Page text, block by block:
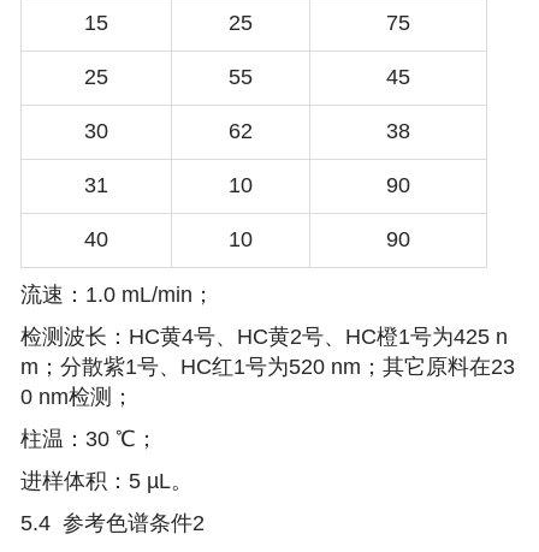
15 25 75
25 55 45
30 62 38
31 10 90
40 10 90
流速：1.0 mL/min；
检测波长：HC黄4号、HC黄2号、HC橙1号为425 n
m；分散紫1号、HC红1号为520 nm；其它原料在23
0 nm检测；
柱温：30 ℃；
进样体积：5 µL。
5.4 参考色谱条件2